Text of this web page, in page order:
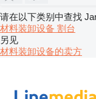
请在以下类别中查找
材料装卸设备 割台
另见
材料装卸设备的卖方